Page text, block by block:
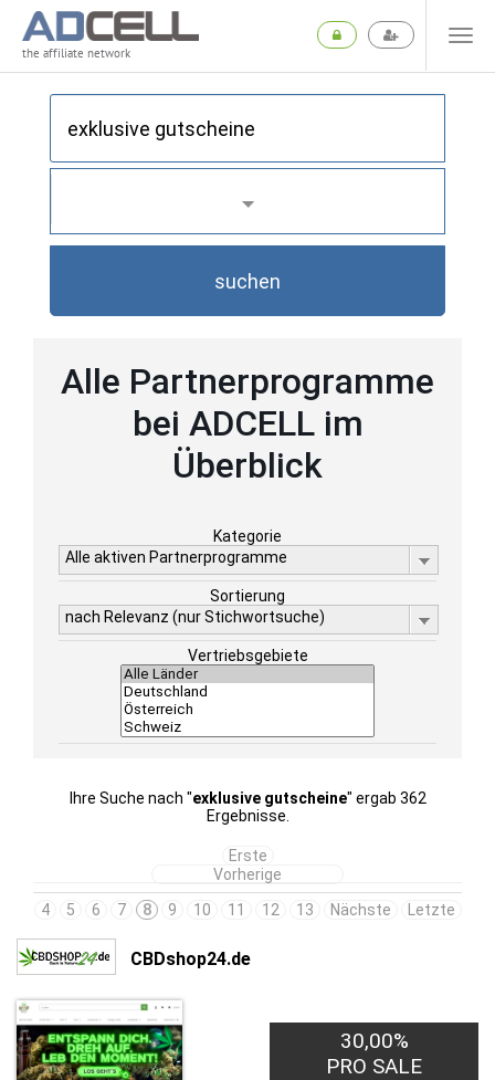
the affiliate network
suchen
Alle Partnerprogramme
bei ADCELL im
Überblick
Kategorie
Alle aktiven Partnerprogramme
Sortierung
nach Relevanz (nur Stichwortsuche)
Vertriebsgebiete
Ihre Suche nach "exklusive gutscheine" ergab 362
Ergebnisse.
Erste
Vorherige
4
5 6 7 8 9 10 11 12 13 Nächste Letzte
CBDshop24.de
30,00%
PRO SALE